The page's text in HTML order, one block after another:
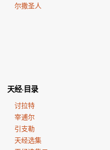
尔撒圣人
天经·目录
讨拉特
宰逋尔
引支勒
天经选集